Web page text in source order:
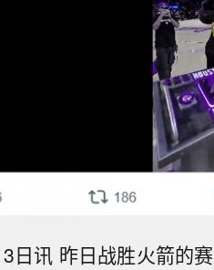
日讯 昨日战胜火箭的